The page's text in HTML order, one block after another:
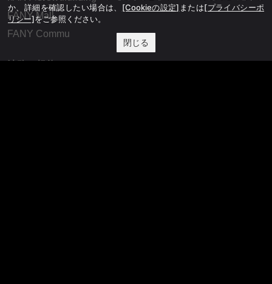
FANY Mall
FANY Commu
か、詳細を確認したい場合は、 [Cookieの設定] または[プライバシーポ
リシー]をご参照ください。
閉じる